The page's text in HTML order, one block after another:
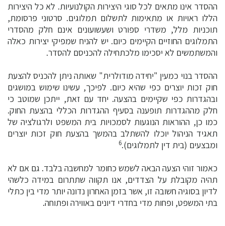
ההסדר אינו מתאים לכל סוגי היצירות הקולנועיות. לא כל היצירות
הללו ראויות או מתאימות לתשלום תמלוגים. סרטוני פרסומת,
תוכניות מלל, משדרי ספורט ושעשועונים אינם חלק מהסדרי
התמלוגים החוזיים הקיימים כיום. יש להניח שמפיקי יצירות כאלה
והמשתמשים לא יסכימו מלכתחילה להכניסם להסדר.
ההסדר בנוי כמעין "יחידה מודולרית" שאותה ניתן להכניס להצעת
חוק זכות יוצרים כפי שהיא כיום. לפיכך, עשינו שימוש במושגים
ובהגדרות כפי שקיימים בהצעה. יחד עם זאת, ייתכן שמוטב כי
חלק מההגדרות תופענה בסעיף ההגדרות הכללי בהצעת החוק.
כמו כן, ההוראות הנוגעות לסמכויות בית המשפט ולרגולציה של
תאגיד הניהול יוכלו להשתלב בהמשך בהצעת חוק זכות יוצרים
ומבצעים (בית דין לתמלוגים).6
כאמור זוהי הצעה הבאה לשמש כחומר למחשבה בלבד. גם אם לא
תהיה מקובלת על הצדדים, אנו תקווה שתתרום במידה כלשהי
לדיון בסוגיה חשובה זו, אשר בזמן האחרון נדונה יותר מדי בין כתלי
בתי המשפט, ופחות מדי בחדרי דיונים באווירה ופתוחה.